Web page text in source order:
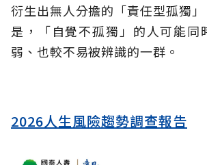
衍生出無人分擔的「責任型孤獨
是，「自覺不孤獨」的人可能同
弱、也較不易被辨識的一群。
2026人生風險趨勢調查報告